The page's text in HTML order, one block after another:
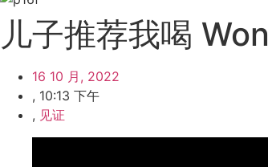
儿子推荐我喝
16 10 月, 2022
, 10:13 下午
, 见证